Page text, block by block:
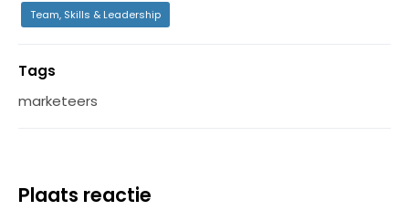
Team, Skills & Leadership
Tags
marketeers
Plaats reactie